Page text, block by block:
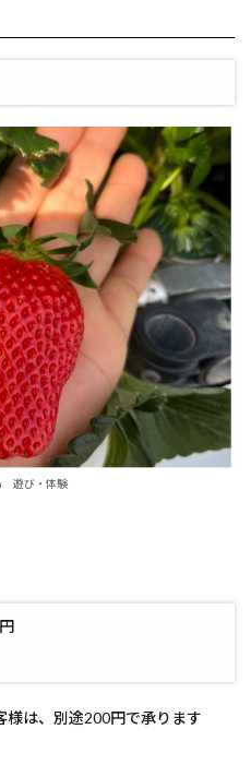
遊び・体験
は、別途200円で承ります